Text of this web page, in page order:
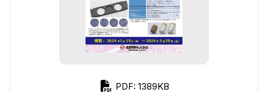
PDF: 1389KB